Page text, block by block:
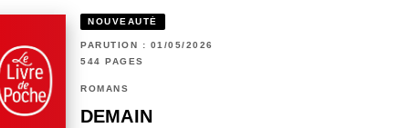
NOUVEAUTÉ
PARUTION : 01/05/2026
544 PAGES
ROMANS
DEMAIN